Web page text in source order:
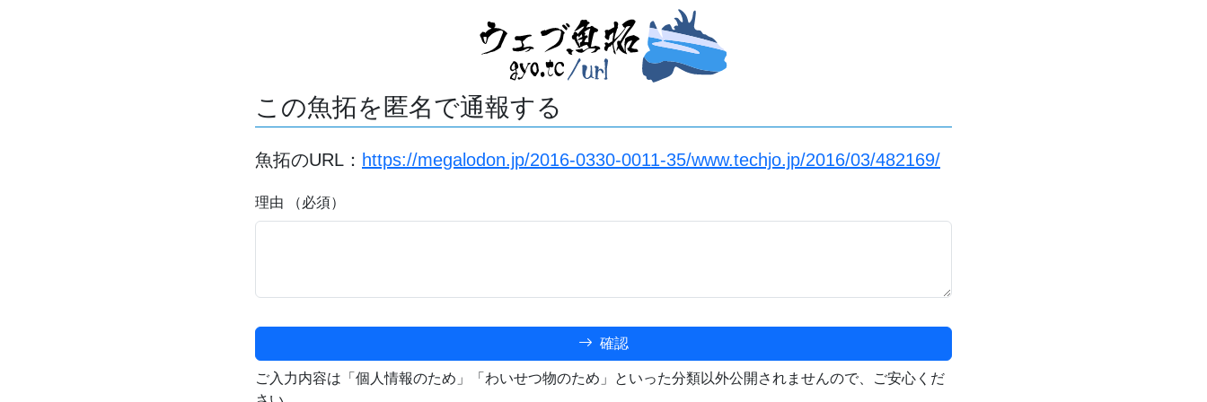
この魚拓を匿名で通報する
魚拓のURL： https://megalodon.jp/2016-0330-0011-35/www.techjo.jp/2016/03/482169/
理由 （必須）
確認
ご入力内容は「個人情報のため」「わいせつ物のため」といった分類以外公開されませんので、ご安心くだ